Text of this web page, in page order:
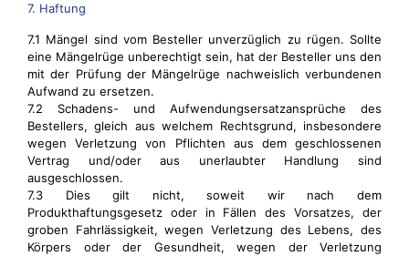
7. Haftung
7.1 Mängel sind vom Besteller unverzüglich zu rügen. Sollte
eine Mängelrüge unberechtigt sein, hat der Besteller uns den
mit der Prüfung der Mängelrüge nachweislich verbundenen
Aufwand zu ersetzen.
7.2 Schadens- und Aufwendungsersatzansprüche des
Bestellers, gleich aus welchem Rechtsgrund, insbesondere
wegen Verletzung von Pflichten aus dem geschlossenen
Vertrag und/oder aus unerlaubter Handlung sind
ausgeschlossen.
7.3 Dies gilt nicht, soweit wir nach dem
Produkthaftungsgesetz oder in Fällen des Vorsatzes, der
groben Fahrlässigkeit, wegen Verletzung des Lebens, des
Körpers oder der Gesundheit, wegen der Verletzung